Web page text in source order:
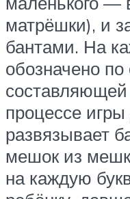
матрёшки), и
бантами. На
обозначено по
составляющей
процессе
развязывает
мешок из
на каждую